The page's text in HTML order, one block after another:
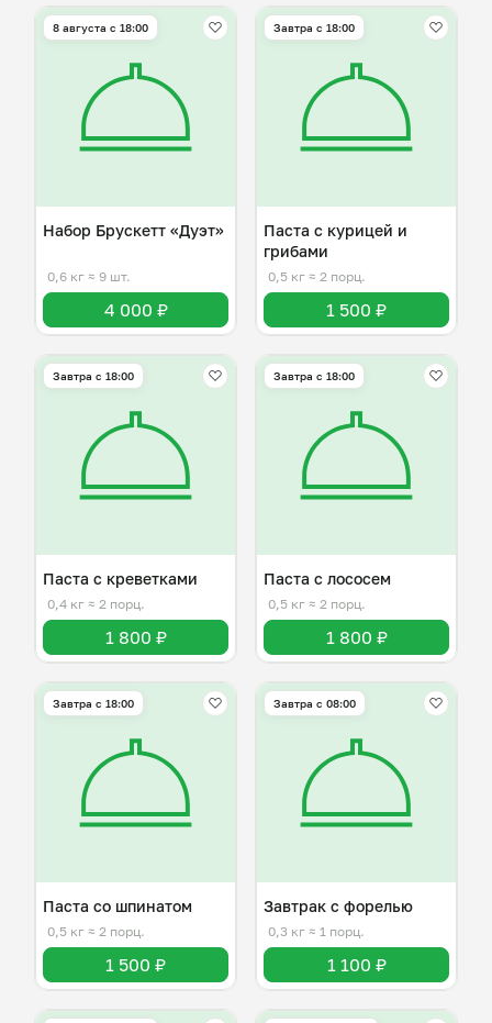
8 августа с 18:00
Набор Брускетт «Дуэт»
0,6 кг ≈ 9 шт.
4 000 ₽
Завтра c 18:00
Паста с курицей и
грибами
0,5 кг ≈ 2 порц.
1 500 ₽
Завтра c 18:00
Паста с креветками
0,4 кг ≈ 2 порц.
1 800 ₽
Завтра c 18:00
Паста с лососем
0,5 кг ≈ 2 порц.
1 800 ₽
Завтра c 18:00
Паста со шпинатом
0,5 кг ≈ 2 порц.
1 500 ₽
Завтра c 08:00
Завтрак с форелью
0,3 кг ≈ 1 порц.
1 100 ₽